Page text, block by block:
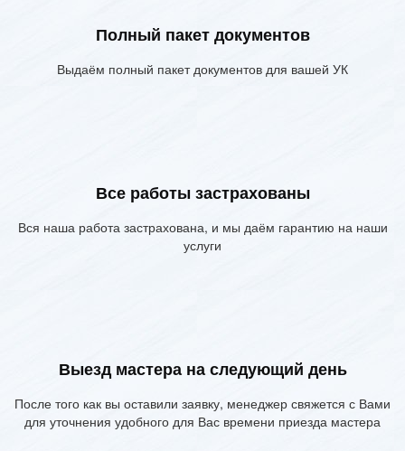
Полный пакет документов
Выдаём полный пакет документов для вашей УК
Все работы застрахованы
Вся наша работа застрахована, и мы даём гарантию на наши
услуги
Выезд мастера на следующий день
После того как вы оставили заявку, менеджер свяжется с Вами
для уточнения удобного для Вас времени приезда мастера